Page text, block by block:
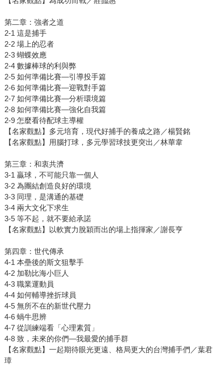
第二章：強者之道
2-1 這是捕手
2-2 場上的忍者
2-3 蝴蝶效應
2-4 數據棒球的利與弊
2-5 如何準備比賽—引導投手篇
2-6 如何準備比賽—迎戰對手篇
2-7 如何準備比賽—分析環境篇
2-8 如何準備比賽—強化自我篇
2-9 怎麼看待配球主導權
【名家觀點】多元培育，現代好捕手的養成之路／楊賢銘
【名家觀點】用腦打球，多元學習球技更突出／林華韋
第三章：和衷共濟
3-1 贏球，不可能只靠一個人
3-2 為團結創造良好的環境
3-3 同理，是溝通的基礎
3-4 兩大文化下求生
3-5 等不起，就不要給承諾
【名家觀點】以軟實力脫穎而出的場上指揮家／謝長亨
第四章：世代傳承
4-1 本壘後的斯文狙擊手
4-2 加勒比海小巨人
4-3 職業運動員
4-4 如何輔導挫折球員
4-5 無所不在的新世代壓力
4-6 蝸牛思辨
4-7 從訓練端看「心理素質」
4-8 致，未來的你們—我最愛的捕手群
【名家觀點】一起期待眼光更遠、格局更大的台灣捕手們／葉君
璋